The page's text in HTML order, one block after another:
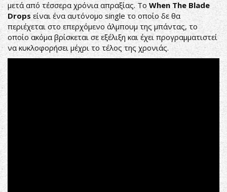
μετά από τέσσερα χρόνια απραξίας. Το When The Blade
Dropsείναι ένα αυτόνομο single το οποίο δε θα
περιέχεται στο επερχόμενο άλμπουμ της μπάντας, το
οποίο ακόμα βρίσκεται σε εξέλιξη και έχει προγραμματιστεί
να κυκλοφορήσει μέχρι το τέλος της χρονιάς.